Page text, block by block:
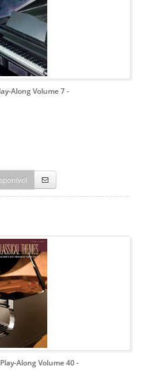
Along Volume 7-
Along Volume 40-